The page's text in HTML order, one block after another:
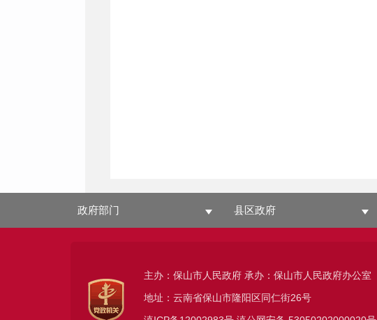
政府部门 县区政府
主办：保山市人民政府 承办：保山市人民政府办公室
地址：云南省保山市隆阳区同仁街26号